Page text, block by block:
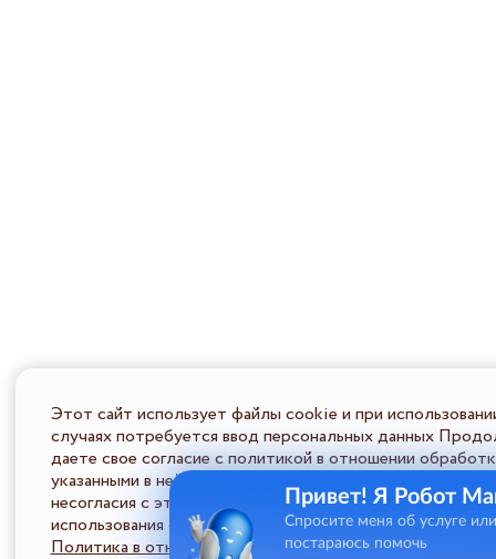
Этот сайт использует файлы cookie и при
случаях потребуется ввод персональных данных
даете свое согласие с политикой в отношении
указанными в ней условиями обработки персональной
несогласия с этими условиями Пользователь должен
использования сайта.
Политика в отношении обработки ПД
Привет! Я Робот
Спросите меня об услуге
постараюсь помочь